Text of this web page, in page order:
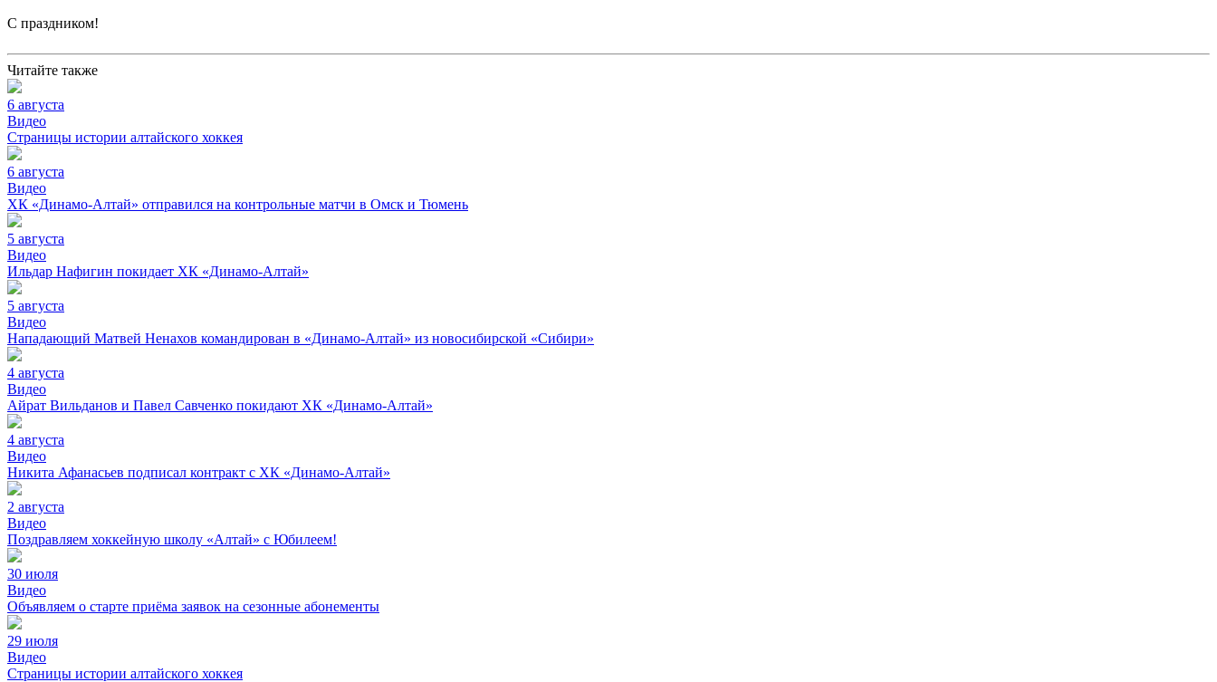
С праздником!
Читайте также
6 августа
Видео
Страницы истории алтайского хоккея
6 августа
Видео
ХК «Динамо-Алтай» отправился на контрольные матчи в Омск и Тюмень
5 августа
Видео
Ильдар Нафигин покидает ХК «Динамо-Алтай»
5 августа
Видео
Нападающий Матвей Ненахов командирован в «Динамо-Алтай» из новосибирской «Сибири»
4 августа
Видео
Айрат Вильданов и Павел Савченко покидают ХК «Динамо-Алтай»
4 августа
Видео
Никита Афанасьев подписал контракт с ХК «Динамо-Алтай»
2 августа
Видео
Поздравляем хоккейную школу «Алтай» с Юбилеем!
30 июля
Видео
Объявляем о старте приёма заявок на сезонные абонементы
29 июля
Видео
Страницы истории алтайского хоккея